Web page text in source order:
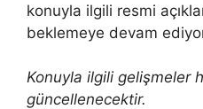
konuyla ilgili resmi
beklemeye devam
Konuyla ilgili gelişmeler
güncellenecektir.